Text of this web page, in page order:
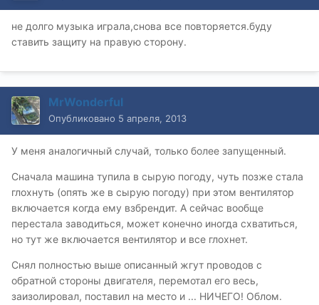
не долго музыка играла,снова все повторяется.буду
ставить защиту на правую сторону.
MrWonderful
Опубликовано 5 апреля, 2013
У меня аналогичный случай, только более запущенный.
Сначала машина тупила в сырую погоду, чуть позже стала
глохнуть (опять же в сырую погоду) при этом вентилятор
включается когда ему взбрендит. А сейчас вообще
перестала заводиться, может конечно иногда схватиться,
но тут же включается вентилятор и все глохнет.
Снял полностью выше описанный жгут проводов с
обратной стороны двигателя, перемотал его весь,
заизолировал, поставил на место и ... НИЧЕГО! Облом.